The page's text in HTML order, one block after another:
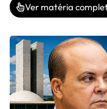
Ver matéria